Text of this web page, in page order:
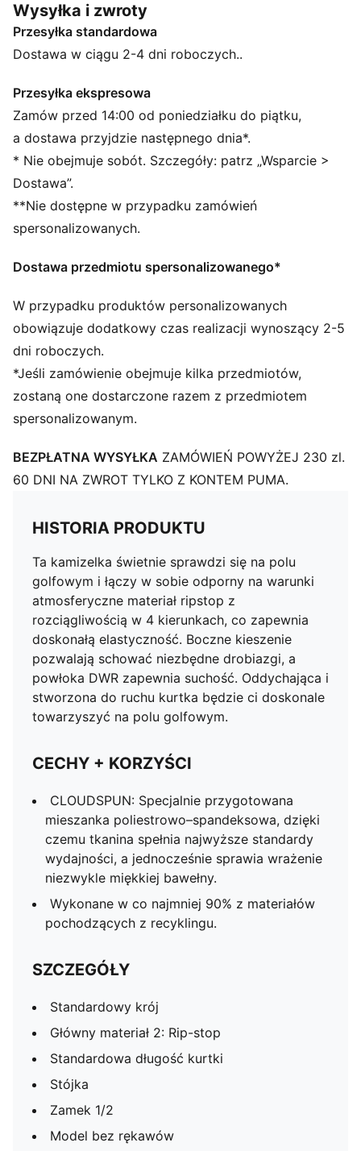
DWR zapewnia suchość. Oddychająca i stworzona do
ruchu kurtka będzie ci doskonale towarzyszyć na polu
golfowym.
CLOUDSPUN: Specjalnie przygotowana mieszanka
poliestrowo–spandeksowa, dzięki czemu tkanina
spełnia najwyższe standardy wydajności, a
jednocześnie sprawia wrażenie niezwykle miękkiej
bawełny.
Wykonane w co najmniej 90% z materiałów
pochodzących z recyklingu.
SZCZEGÓŁY
Główny materiał 2: Rip-stop
Stójka
Zamek 1/2
Model bez rękawów
Charakterystyczne detale marki PUMA
Wysyłka i zwroty
Przesyłka standardowa
Dostawa w ciągu 2-4 dni roboczych..
Przesyłka ekspresowa
Zamów przed 14:00 od poniedziałku do piątku,
a dostawa przyjdzie następnego dnia*.
* Nie obejmuje sobót. Szczegóły: patrz „Wsparcie >
Dostawa”.
**Nie dostępne w przypadku zamówień
spersonalizowanych.
Dostawa przedmiotu spersonalizowanego*
W przypadku produktów personalizowanych
obowiązuje dodatkowy czas realizacji wynoszący 2-5
dni roboczych.
*Jeśli zamówienie obejmuje kilka przedmiotów,
zostaną one dostarczone razem z przedmiotem
spersonalizowanym.
BEZPŁATNA WYSYŁKA ZAMÓWIEŃ POWYŻEJ 230 zl.
60 DNI NA ZWROT TYLKO Z KONTEM PUMA.
HISTORIA PRODUKTU
Ta kamizelka świetnie sprawdzi się na polu
golfowym i łączy w sobie odporny na warunki
atmosferyczne materiał ripstop z
rozciągliwością w 4 kierunkach, co zapewnia
doskonałą elastyczność. Boczne kieszenie
pozwalają schować niezbędne drobiazgi, a
powłoka DWR zapewnia suchość. Oddychająca i
stworzona do ruchu kurtka będzie ci doskonale
towarzyszyć na polu golfowym.
CECHY + KORZYŚCI
CLOUDSPUN: Specjalnie przygotowana
mieszanka poliestrowo–spandeksowa, dzięki
czemu tkanina spełnia najwyższe standardy
wydajności, a jednocześnie sprawia wrażenie
niezwykle miękkiej bawełny.
Wykonane w co najmniej 90% z materiałów
pochodzących z recyklingu.
SZCZEGÓŁY
Standardowy krój
Główny materiał 2: Rip-stop
Standardowa długość kurtki
Stójka
Zamek 1/2
Model bez rękawów